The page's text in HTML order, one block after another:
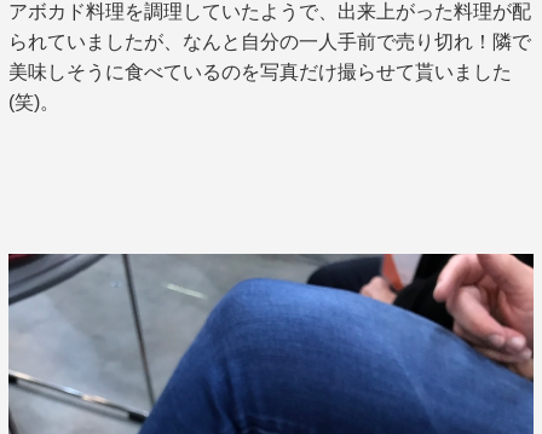
アボカド料理を調理していたようで、出来上がった料理が配
られていましたが、なんと自分の一人手前で売り切れ！隣で
美味しそうに食べているのを写真だけ撮らせて貰いました
(笑)。